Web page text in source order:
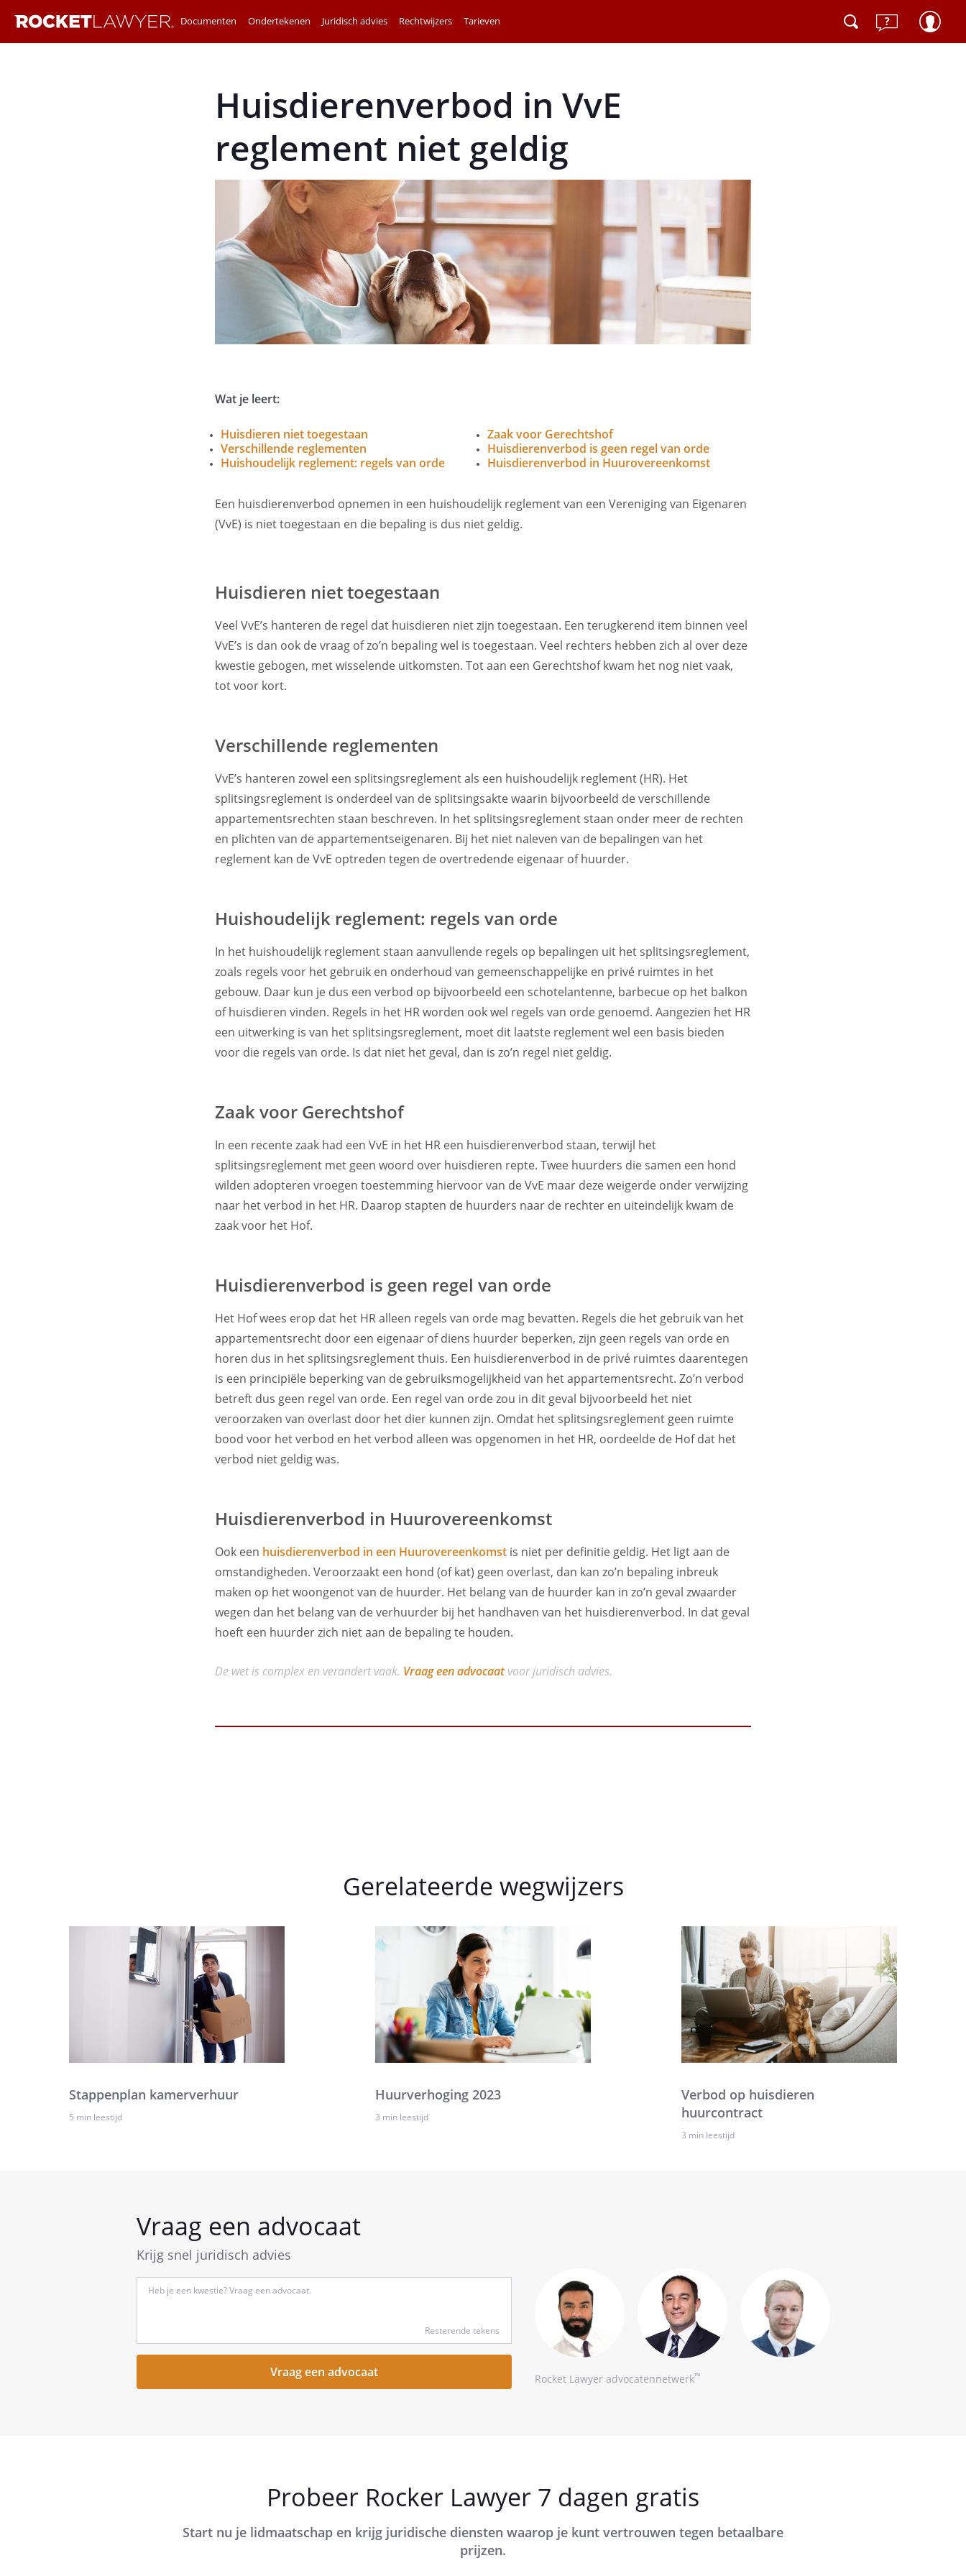
Documenten Ondertekenen Juridisch advies Rechtwijzers Tarieven
Huisdierenverbod in VvE
reglement niet geldig
Wat je leert:
Huisdieren niet toegestaan
Verschillende reglementen
Huishoudelijk reglement: regels van orde
Zaak voor Gerechtshof
Huisdierenverbod is geen regel van orde
Huisdierenverbod in Huurovereenkomst
Een huisdierenverbod opnemen in een huishoudelijk reglement van een Vereniging van Eigenaren
(VvE) is niet toegestaan en die bepaling is dus niet geldig.
Huisdieren niet toegestaan
Veel VvE’s hanteren de regel dat huisdieren niet zijn toegestaan. Een terugkerend item binnen veel
VvE’s is dan ook de vraag of zo’n bepaling wel is toegestaan. Veel rechters hebben zich al over deze
kwestie gebogen, met wisselende uitkomsten. Tot aan een Gerechtshof kwam het nog niet vaak,
tot voor kort.
Verschillende reglementen
VvE’s hanteren zowel een splitsingsreglement als een huishoudelijk reglement (HR). Het
splitsingsreglement is onderdeel van de splitsingsakte waarin bijvoorbeeld de verschillende
appartementsrechten staan beschreven. In het splitsingsreglement staan onder meer de rechten
en plichten van de appartementseigenaren. Bij het niet naleven van de bepalingen van het
reglement kan de VvE optreden tegen de overtredende eigenaar of huurder.
Huishoudelijk reglement: regels van orde
In het huishoudelijk reglement staan aanvullende regels op bepalingen uit het splitsingsreglement,
zoals regels voor het gebruik en onderhoud van gemeenschappelijke en privé ruimtes in het
gebouw. Daar kun je dus een verbod op bijvoorbeeld een schotelantenne, barbecue op het balkon
of huisdieren vinden. Regels in het HR worden ook wel regels van orde genoemd. Aangezien het HR
een uitwerking is van het splitsingsreglement, moet dit laatste reglement wel een basis bieden
voor die regels van orde. Is dat niet het geval, dan is zo’n regel niet geldig.
Zaak voor Gerechtshof
In een recente zaak had een VvE in het HR een huisdierenverbod staan, terwijl het
splitsingsreglement met geen woord over huisdieren repte. Twee huurders die samen een hond
wilden adopteren vroegen toestemming hiervoor van de VvE maar deze weigerde onder verwijzing
naar het verbod in het HR. Daarop stapten de huurders naar de rechter en uiteindelijk kwam de
zaak voor het Hof.
Huisdierenverbod is geen regel van orde
Het Hof wees erop dat het HR alleen regels van orde mag bevatten. Regels die het gebruik van het
appartementsrecht door een eigenaar of diens huurder beperken, zijn geen regels van orde en
horen dus in het splitsingsreglement thuis. Een huisdierenverbod in de privé ruimtes daarentegen
is een principiële beperking van de gebruiksmogelijkheid van het appartementsrecht. Zo’n verbod
betreft dus geen regel van orde. Een regel van orde zou in dit geval bijvoorbeeld het niet
veroorzaken van overlast door het dier kunnen zijn. Omdat het splitsingsreglement geen ruimte
bood voor het verbod en het verbod alleen was opgenomen in het HR, oordeelde de Hof dat het
verbod niet geldig was.
Huisdierenverbod in Huurovereenkomst
Ook een huisdierenverbod in een Huurovereenkomst is niet per definitie geldig. Het ligt aan de
omstandigheden. Veroorzaakt een hond (of kat) geen overlast, dan kan zo’n bepaling inbreuk
maken op het woongenot van de huurder. Het belang van de huurder kan in zo’n geval zwaarder
wegen dan het belang van de verhuurder bij het handhaven van het huisdierenverbod. In dat geval
hoeft een huurder zich niet aan de bepaling te houden.
De wet is complex en verandert vaak. Vraag een advocaatvoor juridisch advies.
Gerelateerde wegwijzers
Stappenplan kamerverhuur
5 min leestijd
Huurverhoging 2023
3 min leestijd
Verbod op huisdieren
huurcontract
3 min leestijd
Vraag een advocaat
Krijg snel juridisch advies
hier
kort
vraag
Resterende tekens
Rocket Lawyer advocatennetwerk™
Probeer Rocker Lawyer 7 dagen gratis
Start nu je lidmaatschap en krijg juridische diensten waarop je kunt vertrouwen tegen betaalbare
prijzen.